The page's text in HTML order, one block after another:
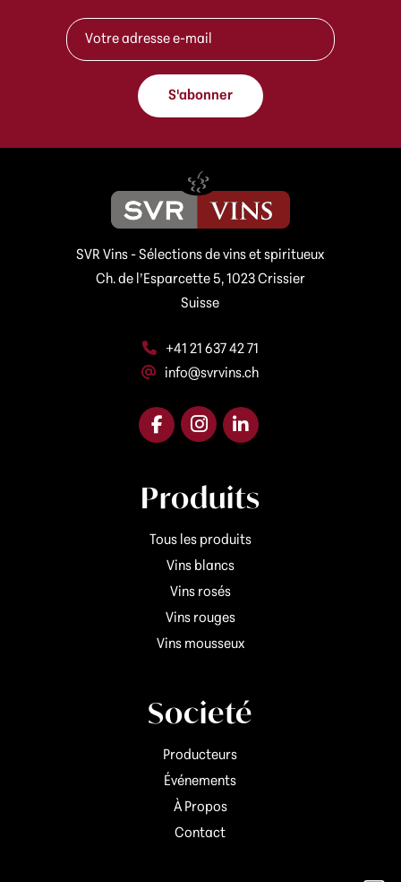
d
r
e
s
e
A
d
r
e
*
S'abonner
SVR Vins - Sélections de vins et spiritueux
Ch. de l’Esparcette 5, 1023 Crissier
Suisse
+41 21 637 42 71
info@svrvins.ch
Produits
Tous les produits
Vins blancs
Vins rosés
Vins rouges
Vins mousseux
Societé
Producteurs
Événements
À Propos
Contact